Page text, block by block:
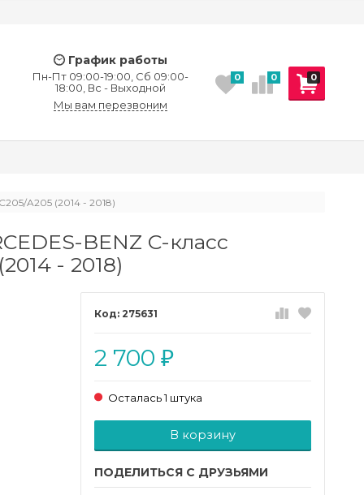
График работы
Пн-Пт 09:00-19:00, Сб 09:00-
18:00, Вс - Выходной
Мы вам перезвоним
0
0 0
A205 (2014 - 2018)
BENZ C-класс
- 2018)
275631
2 700 ₽
Осталась 1 штука
Добавляется...
В корзину
Добавлен
ПОДЕЛИТЬСЯ С ДРУЗЬЯМИ